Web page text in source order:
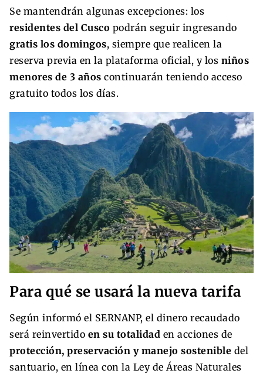
Se mantendrán algunas excepciones: los
residentes del Cusco podrán seguir ingresando
gratis los domingos, siempre que realicen la
reserva previa en la plataforma oficial, y los niños
menores de 3 años continuarán teniendo acceso
gratuito todos los días.
Para qué se usará la nueva tarifa
Según informó el SERNANP, el dinero recaudado
será reinvertido en su totalidad en acciones de
protección, preservación y manejo sostenible del
santuario, en línea con la Ley de Áreas Naturales